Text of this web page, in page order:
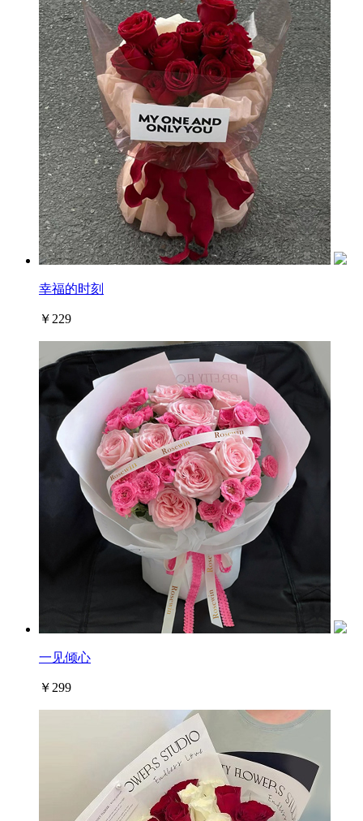
幸福的时刻
￥229
一见倾心
￥299